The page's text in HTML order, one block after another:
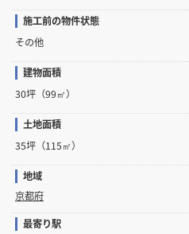
施工前の物件状態
その他
建物面積
30坪（99㎡）
土地面積
35坪（115㎡）
地域
京都府
最寄り駅